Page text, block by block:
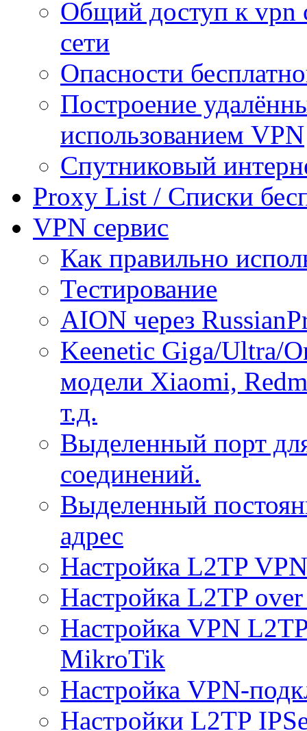
Общий доступ к vpn
сети
Опасности
Построение
использованием VPN
Спутниковый
Proxy List / Списки
VPN сервис
Как правильно
Тестирование
AION через
Keenetic Giga/Ultra/
модели Xiaomi,
т.д.
Выделенный порт
соединений.
Выделенный
адрес
Настройка L2TP
Настройка L2TP
Настройка VPN
MikroTik
Настройка VPN-
Настройки L2TP